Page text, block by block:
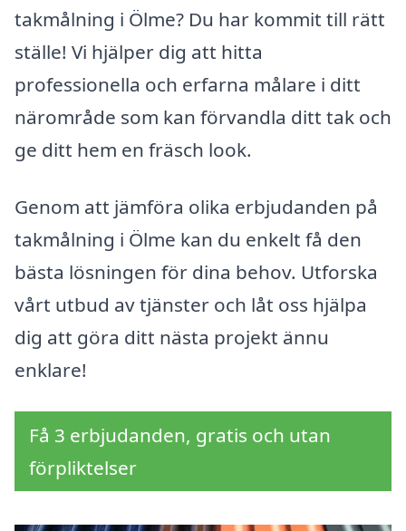
takmålning i Ölme? Du har kommit till rätt
ställe! Vi hjälper dig att hitta
professionella och erfarna målare i ditt
närområde som kan förvandla ditt tak och
ge ditt hem en fräsch look.
Genom att jämföra olika erbjudanden på
takmålning i Ölme kan du enkelt få den
bästa lösningen för dina behov. Utforska
vårt utbud av tjänster och låt oss hjälpa
dig att göra ditt nästa projekt ännu
enklare!
Få 3 erbjudanden, gratis och utan
förpliktelser